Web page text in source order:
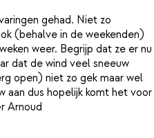
gehad. Niet zo
(behalve in de weekenden)
weer. Begrijp dat ze er nu
dat de wind veel sneeuw
open) niet zo gek maar wel
aan dus hopelijk komt het voor